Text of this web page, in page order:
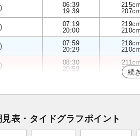
06:39
19:39
07:19
20:00
07:59
20:29
08:30
20:59
208cm
続
表・タイドグラフポイント